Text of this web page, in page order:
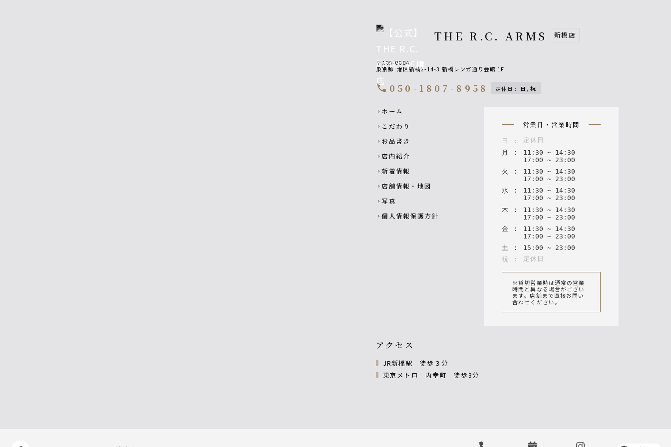
THE R.C. ARMS 新橋店
〒105-0004
東京都 港区新橋2-14-3 新橋レンガ通り会館 1F
call 050-1807-8958 定休日 : 日, 祝
Footer navigation
chevron_right ホーム
chevron_right こだわり
chevron_right お品書き
chevron_right 店内紹介
chevron_right 新着情報
chevron_right 店舗情報・地図
chevron_right 写真
chevron_right 個人情報保護方針
営業日・営業時間
日 :
定休日
月
: 11 : 30 ~ 14: 30
17 : 00 ~ 23 : 00
火
: 11 : 30 ~ 14: 30
17 : 00 ~ 23 : 00
水 : 11 : 30 ~ 14: 30
17 : 00 ~ 23 : 00
木
: 11 : 30 ~ 14: 30
17 : 00 ~ 23 : 00
金
: 11 : 30 ~ 14: 30
17 : 00 ~ 23 : 00
土
: 15 : 00 ~ 23 : 00
祝 : 定休日
※貸切営業時は通常の営業
時間と異なる場合がござい
ます。店舗まで直接お問い
合わせください。
アクセス
JR新橋駅 徒歩３分
東京メトロ 内幸町 徒歩3分